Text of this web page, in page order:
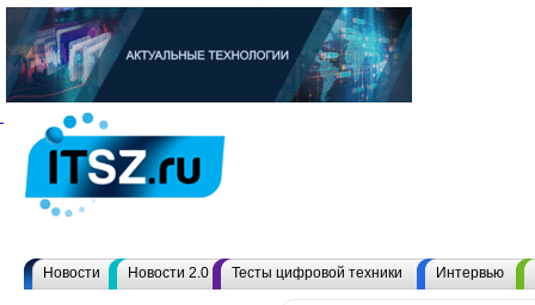
Новости Новости 2.0 Тесты цифровой техники Интервью